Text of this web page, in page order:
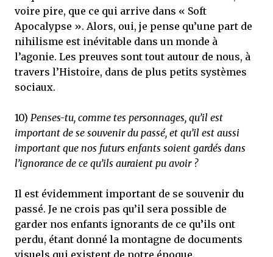
voire pire, que ce qui arrive dans « Soft
Apocalypse ». Alors, oui, je pense qu’une part de
nihilisme est inévitable dans un monde à
l’agonie. Les preuves sont tout autour de nous, à
travers l’Histoire, dans de plus petits systèmes
sociaux.
10) Penses-tu, comme tes personnages, qu’il est
important de se souvenir du passé, et qu’il est aussi
important que nos futurs enfants soient gardés dans
l’ignorance de ce qu’ils auraient pu avoir ?
Il est évidemment important de se souvenir du
passé. Je ne crois pas qu’il sera possible de
garder nos enfants ignorants de ce qu’ils ont
perdu, étant donné la montagne de documents
visuels qui existent de notre époque.